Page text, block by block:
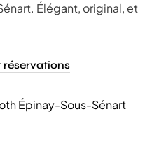
Élégant, original, et
réservations